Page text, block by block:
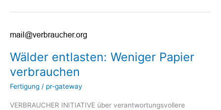
Wälder entlasten: Weniger Papier
verbrauchen
Fertigung / pr-gateway
VERBRAUCHER INITIATIVE über verantwortungsvollere
Wälder
Weniger
Papier
verbrauchen